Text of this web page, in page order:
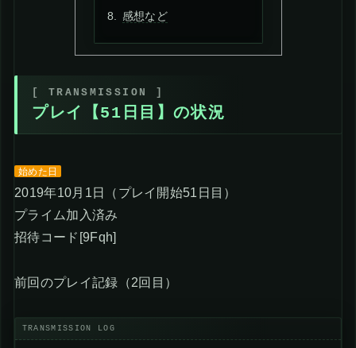
感想など
プレイ【51日目】の状況
始めた日
2019年10月1日（プレイ開始51日目）
プライム加入済み
招待コード[9Fqh]
前回のプレイ記録（2回目）